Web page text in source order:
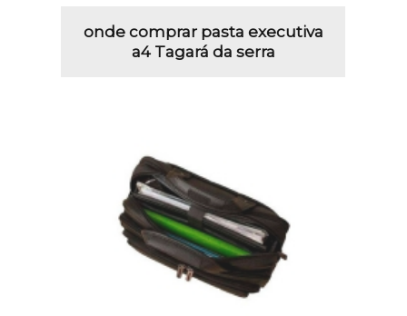
onde comprar pasta executiva
a4 Tagará da serra